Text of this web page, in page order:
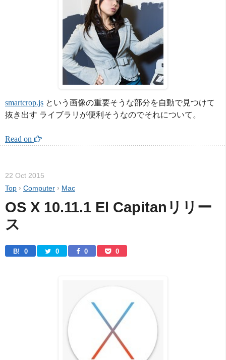
smartcrop.js という画像の重要そうな部分を自動で見つけて
抜き出す ライブラリが便利そうなのでそれについて。
Read on
22 Oct 2015
Top › Computer › Mac
OS X 10.11.1 El Capitanリリー
ス
B! 0 0 0 0